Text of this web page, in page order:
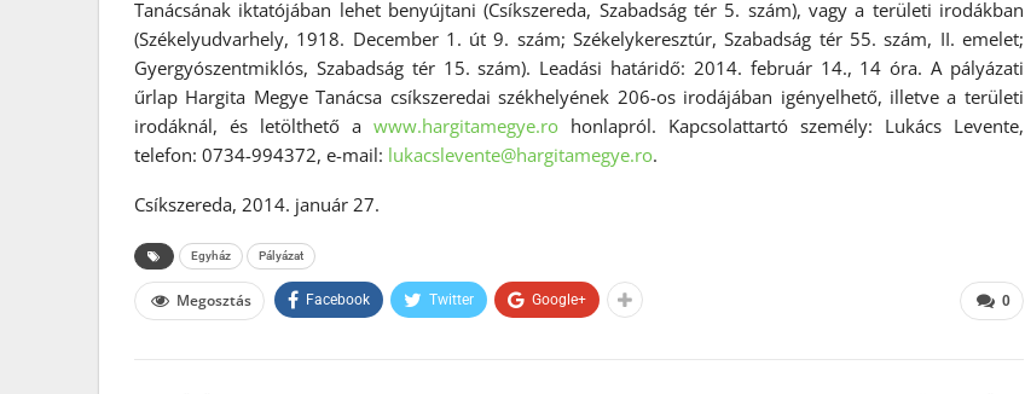
Tanácsának iktatójában lehet benyújtani (Csíkszereda, Szabadság tér 5. szám), vagy a területi irodákban
(Székelyudvarhely, 1918. December 1. út 9. szám; Székelykeresztúr, Szabadság tér 55. szám, II. emelet;
Gyergyószentmiklós, Szabadság tér 15. szám). Leadási határidő: 2014. február 14., 14 óra. A pályázati
űrlap Hargita Megye Tanácsa csíkszeredai székhelyének 206-os irodájában igényelhető, illetve a területi
irodáknál, és letölthető a www.hargitamegye.rohonlapról. Kapcsolattartó személy: Lukács Levente,
telefon: 0734-994372, e-mail: lukacslevente@hargitamegye.ro.
Csíkszereda, 2014. január 27.
Egyház Pályázat
0
Megosztás Facebook Twitter Google+